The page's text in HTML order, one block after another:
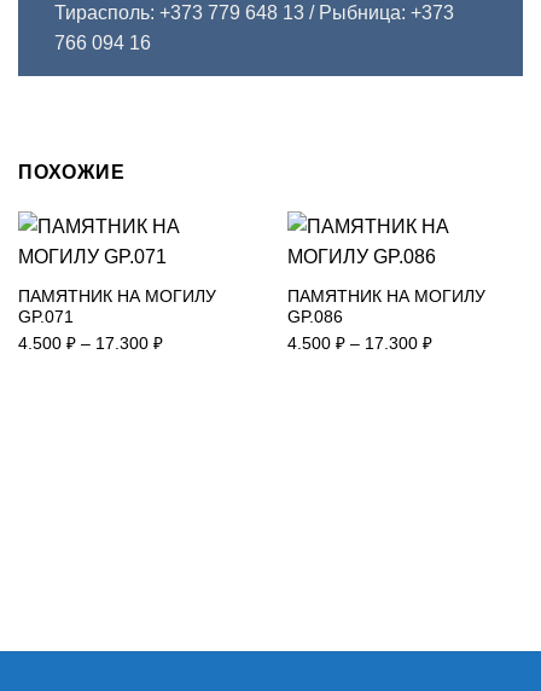
Тирасполь: +373 779 648 13 / Рыбница: +373
766 094 16
ПОХОЖИЕ
ПАМЯТНИК НА МОГИЛУ
GP.071
4.500 ₽ – 17.300 ₽Диапазон
ПАМЯТНИК НА МОГИЛУ
GP.086
4.500 ₽ – 17.300 ₽Диапазон